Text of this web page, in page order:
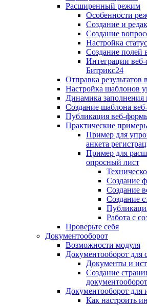
Расширенный режим
Особенности
Создание и
Создание
Настройка
Создание полей
Интеграции
Битрикс24
Отправка
Настройка шаблонов
Динамика заполнения
Создание шаблона
Публикация веб-
Практические
Пример для
анкета
Пример для
опросный лист
Создание
Создание
Создание
Работа с
Проверьте себя
Документооборот
Возможности модуля
Документооборот для
Документы и
Создание
документооборот
Документооборот для
Как настроить